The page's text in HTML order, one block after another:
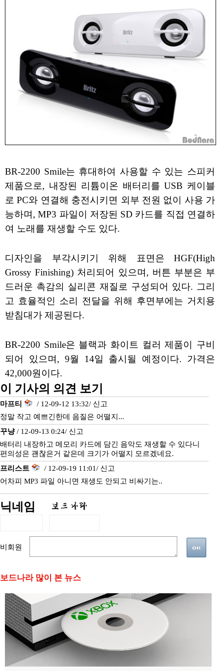
BR-2200 Smile는 휴대하여 사용할 수 있는 스피커
제품으로, 내장된 리튬이온 배터리를 USB 케이블
로 PC와 연결해 충전시키면 외부 전원 없이 사용 가
능하며, MP3 파일이 저장된 SD 카드를 직접 연결하
여 노래를 재생할 수도 있다.
디자인을 부각시키기 위해 표면은 HGF(High
Grossy Finishing) 처리되어 있으며, 버튼 부분은 부
드러운 촉감의 실리콘 재질로 구성되어 있다. 그리
고 효율적인 소리 전달을 위해 후면부에는 거치용
받침대가 제공된다.
BR-2200 Smile은 블랙과 화이트 컬러 제품이 구비
되어 있으며, 9월 14일 출시될 예정이다. 가격은
42,000원이다.
이 기사의 의견 보기
마프티 / 12-09-12 13:32/ 신고
정말 작고 예쁘긴한데 음질은 어떨지...
꾸냥/ 12-09-13 0:24/ 신고
배터리 내장하고 메모리 카드에 담긴 음악도 재생할 수 있다니
편의성은 괜찮은거 같은데 크기가 어떨지 모르겠네요.
프리스트
/ 12-09-19 11:01/ 신고
어차피 MP3 파일 아니면 재생도 안되고 비싸기는..
닉네임
비회원
보드나라 많이 본 뉴스